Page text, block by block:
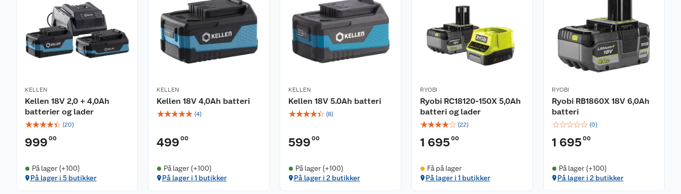
KELLEN
Kellen 18V 2,0 + 4,0Ah
batterier og lader
☆☆☆☆☆ (20)
999 00
På lager (+100)
På lager i 5 butikker
KELLEN
Kellen 18V 4,0Ah batteri
☆☆☆☆☆ (4)
499 00
På lager (+100)
På lager i 1 butikker
KELLEN
Kellen 18V 5.0Ah batteri
☆☆☆☆☆ (8)
599 00
På lager (+100)
På lager i 2 butikker
RYOBI
Ryobi RC18120-150X 5,0Ah
batteri og lader
☆☆☆☆☆ (22)
1 695 00
Få på lager
På lager i 1 butikker
RYOBI
Ryobi RB1860X 18V 6,0Ah
batteri
☆☆☆☆☆ (0)
1 695 00
På lager (+100)
På lager i 2 butikker